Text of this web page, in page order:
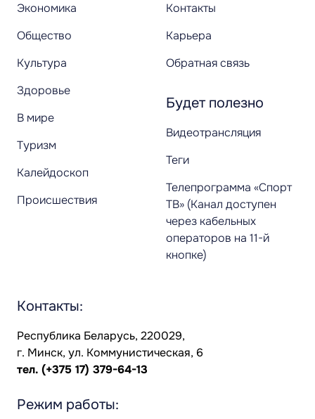
Экономика
Общество
Культура
Здоровье
В мире
Туризм
Калейдоскоп
Происшествия
Контакты
Карьера
Обратная связь
Будет полезно
Видеотрансляция
Теги
Телепрограмма «Спорт
ТВ» (Канал доступен
через кабельных
операторов на 11-й
кнопке)
Контакты:
Республика Беларусь, 220029,
г. Минск, ул. Коммунистическая, 6
тел. (+375 17) 379-64-13
Режим работы: